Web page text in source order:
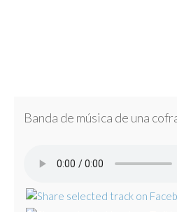
Banda de música de una